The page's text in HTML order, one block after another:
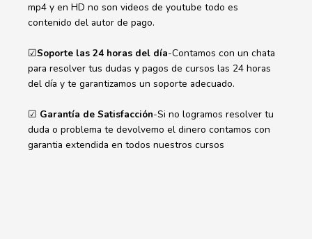
mp4 y en HD no son videos de youtube todo es
contenido del autor de pago.
☑Soporte las 24 horas del día-Contamos con un chata
para resolver tus dudas y pagos de cursos las 24 horas
del día y te garantizamos un soporte adecuado.
☑ Garantía de Satisfacción-Si no logramos resolver tu
duda o problema te devolvemo el dinero contamos con
garantia extendida en todos nuestros cursos